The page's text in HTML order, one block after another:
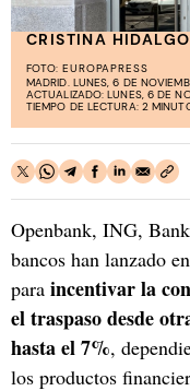
CRISTINA HIDALGO
FOTO: EUROPAPRESS
MADRID. LUNES, 6 DE
ACTUALIZADO: LUNES, 6 DE
TIEMPO DE LECTURA: 2
Openbank, ING,
bancos han lanzado
para incentivar la
el traspaso desde
hasta el 7%,
los productos